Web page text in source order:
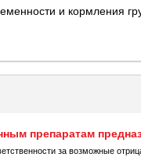
и кормления
препаратам
за возможные